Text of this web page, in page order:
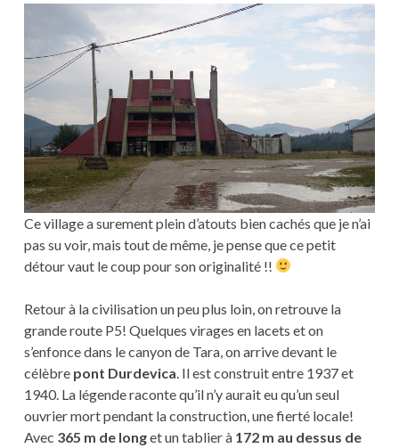
Ce village a surement plein d’atouts bien cachés que je n’ai
pas su voir, mais tout de même, je pense que ce petit
détour vaut le coup pour son originalité !!
Retour à la civilisation un peu plus loin, on retrouve la
grande route P5! Quelques virages en lacets et on
s’enfonce dans le canyon de Tara, on arrive devant le
célèbre pont Durdevica . Il est construit entre 1937 et
1940. La légende raconte qu’il n’y aurait eu qu’un seul
ouvrier mort pendant la construction, une fierté locale!
Avec 365 m de longet un tablier à 172 m au dessus de